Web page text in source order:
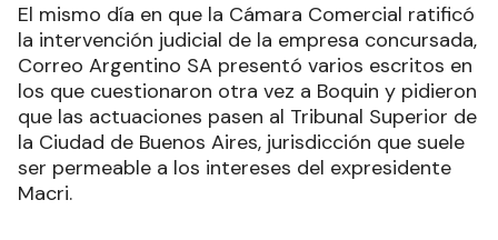
El mismo día en que la Cámara Comercial ratificó
la intervención judicial de la empresa concursada,
Correo Argentino SA presentó varios escritos en
los que cuestionaron otra vez a Boquin y pidieron
que las actuaciones pasen al Tribunal Superior de
la Ciudad de Buenos Aires, jurisdicción que suele
ser permeable a los intereses del expresidente
Macri.